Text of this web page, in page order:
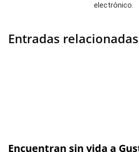
electrónico.
Entradas relacionadas
Encuentran sin vida a